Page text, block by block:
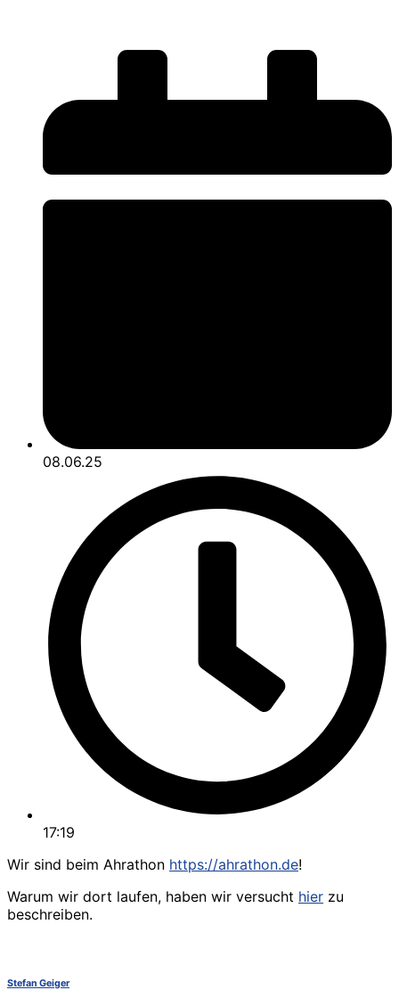
08.06.25
17:19
Wir sind beim Ahrathon https://ahrathon.de!
Warum wir dort laufen, haben wir versucht hier zu
beschreiben.
Stefan Geiger